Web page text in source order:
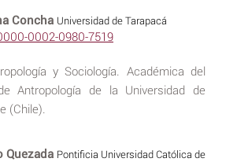
Concha Universidad de Tarapacá
0002-0980-7519
y Sociología. Académica del
Antropología de la Universidad de
(Chile).
Quezada Pontificia Universidad Católica de